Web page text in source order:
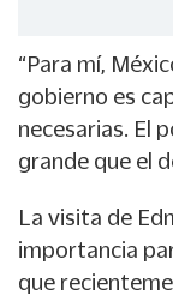
“Para mí,
gobierno es
necesarias. El
grande que el
La visita de
importancia
que